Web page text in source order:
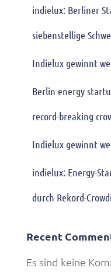
indielux: Berliner
siebenstellige
Indielux gewinnt
Berlin energy
record-breaking
Indielux gewinnt
indielux: Energy-
durch Rekord-
Recent
Es sind keine